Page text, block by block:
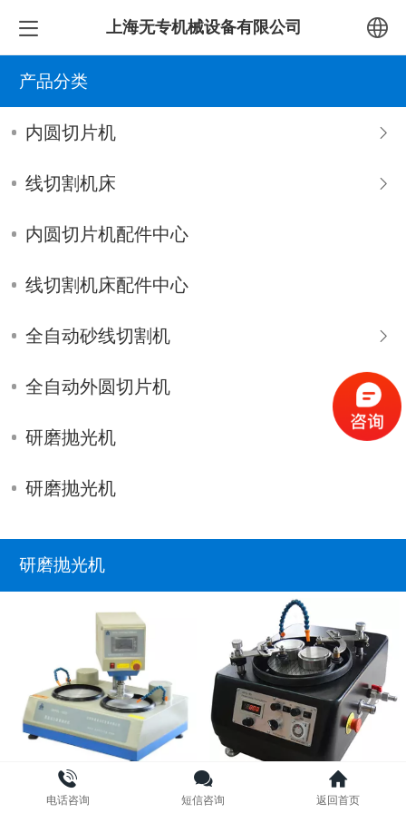
上海无专机械设备有限公司
产品分类
内圆切片机
线切割机床
内圆切片机配件中心
线切割机床配件中心
全自动砂线切割机
全自动外圆切片机
研磨抛光机
研磨抛光机
研磨抛光机
UNIPOL-1000D双盘压力
UNIPOL-802自动精密研
电话咨询 短信咨询 返回首页